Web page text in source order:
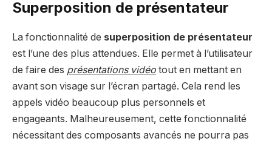
Superposition de présentateur
La fonctionnalité de superposition de présentateur
est l’une des plus attendues. Elle permet à l’utilisateur
de faire des présentations vidéo tout en mettant en
avant son visage sur l’écran partagé. Cela rend les
appels vidéo beaucoup plus personnels et
engageants. Malheureusement, cette fonctionnalité
nécessitant des composants avancés ne pourra pas